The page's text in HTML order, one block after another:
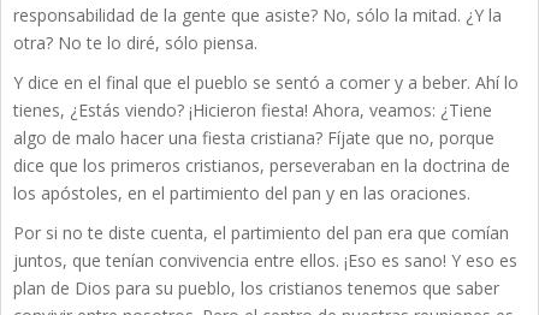
responsabilidad de la gente que asiste? No, sólo la mitad. ¿Y la
otra? No te lo diré, sólo piensa.
Y dice en el final que el pueblo se sentó a comer y a beber. Ahí lo
tienes, ¿Estás viendo? ¡Hicieron fiesta! Ahora, veamos: ¿Tiene
algo de malo hacer una fiesta cristiana? Fíjate que no, porque
dice que los primeros cristianos, perseveraban en la doctrina de
los apóstoles, en el partimiento del pan y en las oraciones.
Por si no te diste cuenta, el partimiento del pan era que comían
juntos, que tenían convivencia entre ellos. ¡Eso es sano! Y eso es
plan de Dios para su pueblo, los cristianos tenemos que saber